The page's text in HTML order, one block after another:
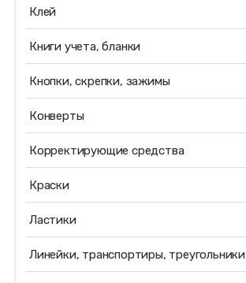
Клей
Книги учета, бланки
Кнопки, скрепки, зажимы
Конверты
Корректирующие средства
Краски
Ластики
Линейки, транспортиры, треугольники